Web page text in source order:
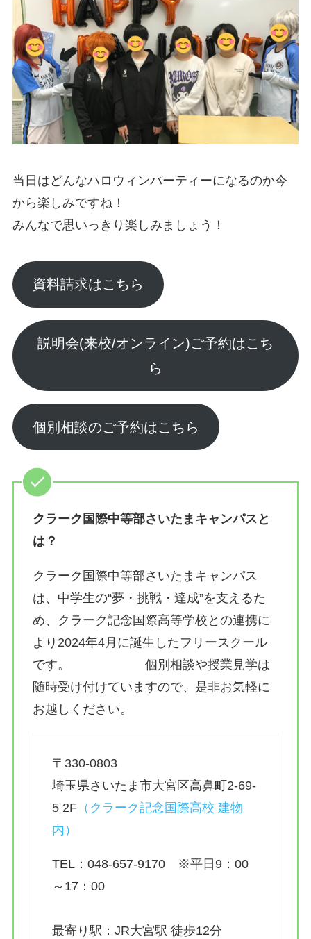
当日はどんなハロウィンパーティーになるのか今
から楽しみですね！
みんなで思いっきり楽しみましょう！
資料請求はこちら
説明会(来校/オンライン)ご予約はこち
ら
個別相談のご予約はこちら
クラーク国際中等部さいたまキャンパスと
は？
クラーク国際中等部さいたまキャンパス
は、中学生の“夢・挑戦・達成”を支えるた
め、クラーク記念国際高等学校との連携に
より2024年4月に誕生したフリースクール
です。 個別相談や授業見学は
随時受け付けていますので、是非お気軽に
お越しください。
〒330-0803
埼玉県さいたま市大宮区高鼻町2-69-
5 2F（ クラーク記念国際高校 建物
内）
TEL：048-657-9170 ※平日9：00
～17：00
最寄り駅：JR大宮駅 徒歩12分